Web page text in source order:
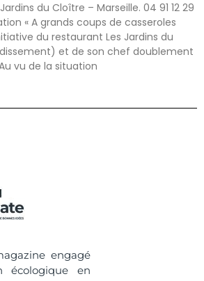
du Cloître – Marseille. 04 91 12 29
« A grands coups de casseroles
du restaurant Les Jardins du
et de son chef doublement
vu de la situation
engagé
écologique en